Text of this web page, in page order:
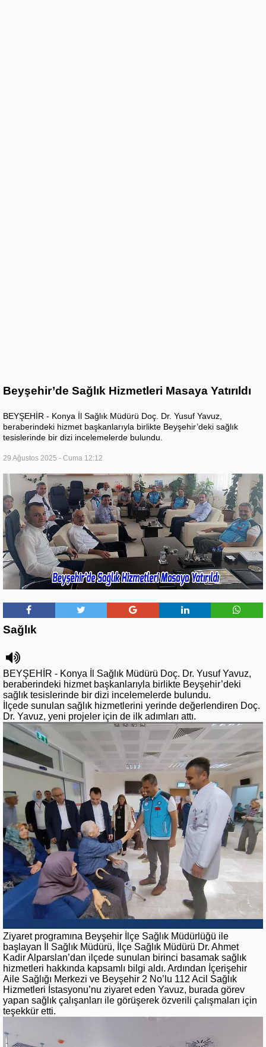
Beyşehir’de Sağlık Hizmetleri Masaya Yatırıldı
BEYŞEHİR - Konya İl Sağlık Müdürü Doç. Dr. Yusuf Yavuz,
beraberindeki hizmet başkanlarıyla birlikte Beyşehir’deki sağlık
tesislerinde bir dizi incelemelerde bulundu.
29 Ağustos 2025 - Cuma 12:12
Sağlık
BEYŞEHİR - Konya İl Sağlık Müdürü Doç. Dr. Yusuf Yavuz,
beraberindeki hizmet başkanlarıyla birlikte Beyşehir’deki
sağlık tesislerinde bir dizi incelemelerde bulundu.
İlçede sunulan sağlık hizmetlerini yerinde değerlendiren Doç.
Dr. Yavuz, yeni projeler için de ilk adımları attı.
Ziyaret programına Beyşehir İlçe Sağlık Müdürlüğü ile
başlayan İl Sağlık Müdürü, İlçe Sağlık Müdürü Dr. Ahmet
Kadir Alparslan’dan ilçede sunulan birinci basamak sağlık
hizmetleri hakkında kapsamlı bilgi aldı. Ardından İçerişehir
Aile Sağlığı Merkezi ve Beyşehir 2 No’lu 112 Acil Sağlık
Hizmetleri İstasyonu’nu ziyaret eden Yavuz, burada görev
yapan sağlık çalışanları ile görüşerek özverili çalışmaları için
teşekkür etti.